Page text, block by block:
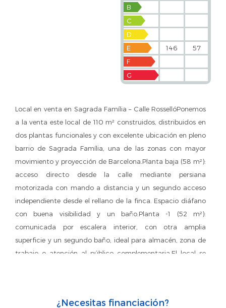
B
C
D
E
146
57
F
G
Local en venta en Sagrada Família – Calle RossellóPonemos
a la venta este local de 110 m² construidos, distribuidos en
dos plantas funcionales y con excelente ubicación en pleno
barrio de Sagrada Família, una de las zonas con mayor
movimiento y proyección de Barcelona.Planta baja (58 m²):
acceso directo desde la calle mediante persiana
motorizada con mando a distancia y un segundo acceso
independiente desde el rellano de la finca. Espacio diáfano
con buena visibilidad y un baño.Planta -1 (52 m²):
comunicada por escalera interior, con otra amplia
superficie y un segundo baño, ideal para almacén, zona de
trabajo o atención al público complementaria.El local se
(metro y autobuses) y rodeado de comercios, restaurantes
¿Necesitas financiación?